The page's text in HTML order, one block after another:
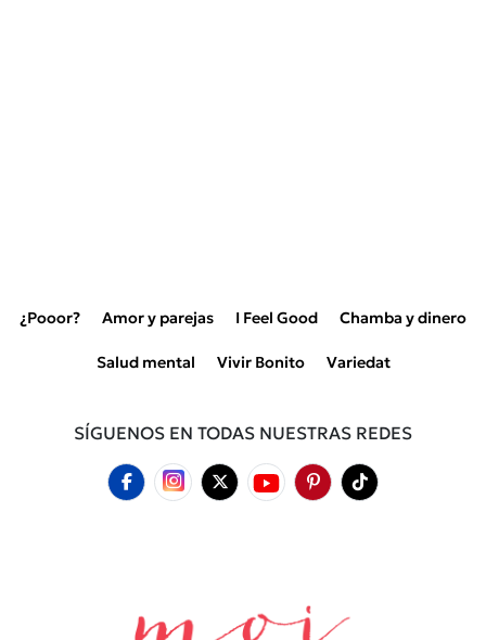
¿Pooor? Amor y parejas I Feel Good Chamba y dinero
Salud mental Vivir Bonito Variedat
SÍGUENOS EN TODAS NUESTRAS REDES